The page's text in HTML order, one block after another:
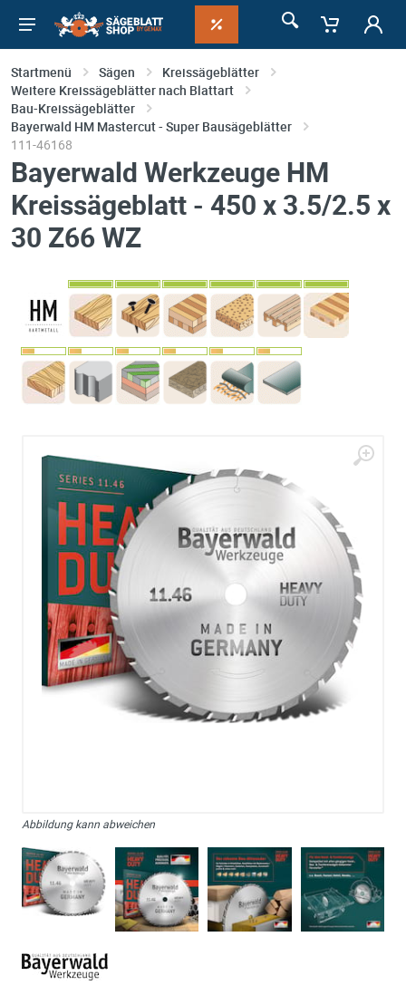
Startmenü Sägen
Kreissägeblätter
Weitere Kreissägeblätter nach Blattart
Bau-Kreissägeblätter
Bayerwald HM Mastercut - Super Bausägeblätter
111-46168
Bayerwald Werkzeuge HM
Kreissägeblatt - 450 x 3.5/2.5 x
30 Z66 WZ
Abbildung kann abweichen